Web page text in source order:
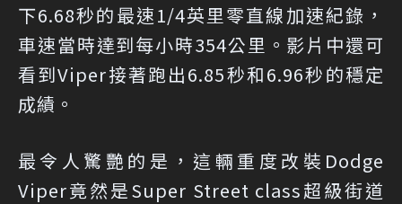
下6.68秒的最速1/4英里零直線加速紀錄，
車速當時達到每小時354公里。影片中還可
看到Viper接著跑出6.85秒和6.96秒的穩定
成績。
最令人驚艷的是，這輛重度改裝Dodge
Viper竟然是Super Street class超級街道